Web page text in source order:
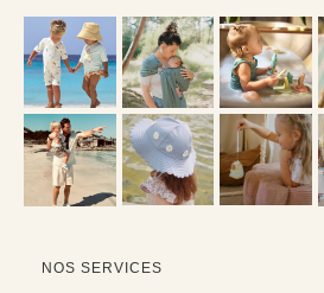
NOS SERVICES